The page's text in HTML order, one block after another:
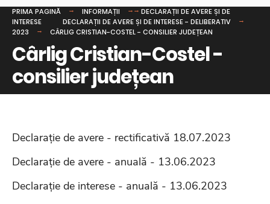
PRIMA PAGINĂ INFORMAȚII
DECLARAȚII DE AVERE ȘI DE
INTERESE
DECLARAȚII DE AVERE ȘI DE INTERESE - DELIBERATIV
2023
CÂRLIG CRISTIAN-COSTEL - CONSILIER JUDEȚEAN
Cârlig Cristian-Costel -
consilier județean
Declarație de avere - rectificativă 18.07.2023
Declarație de avere - anuală - 13.06.2023
Declarație de interese - anuală - 13.06.2023